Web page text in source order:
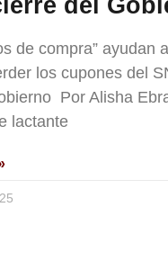
del
de compra” ayudan
los cupones del
Por Alisha
lactante